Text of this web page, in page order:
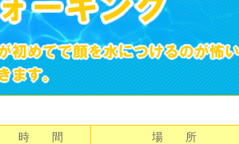
時 間 場 所